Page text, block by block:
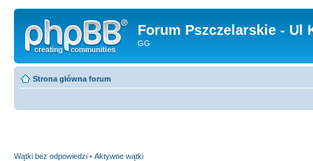
Forum Pszczelarskie - Ul
GG
Strona główna forum
Wątki bez odpowiedzi • Aktywne wątki